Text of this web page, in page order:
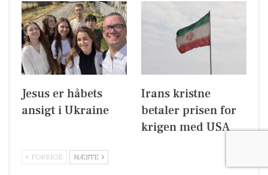
Jesus er håbets
ansigt i Ukraine
Irans kristne
betaler prisen for
krigen med USA
FORRIGE NÆSTE